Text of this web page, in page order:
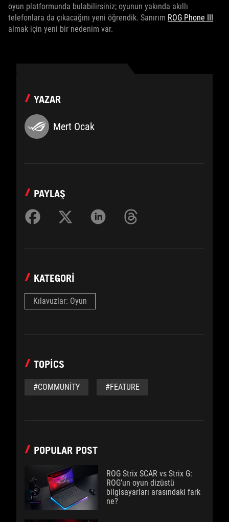
oyun platformunda bulabilirsiniz; oyunun yakında akıllı
telefonlara da çıkacağını yeni öğrendik. Sanırım ROG Phone III
almak için yeni bir nedenim var.
YAZAR
Mert Ocak
PAYLAŞ
KATEGORI
Kılavuzlar: Oyun
TOPICS
#COMMUNITY #FEATURE
POPULAR POST
ROG Strix SCAR vs Strix G:
ROG’un oyun dizüstü
bilgisayarları arasındaki fark
ne?